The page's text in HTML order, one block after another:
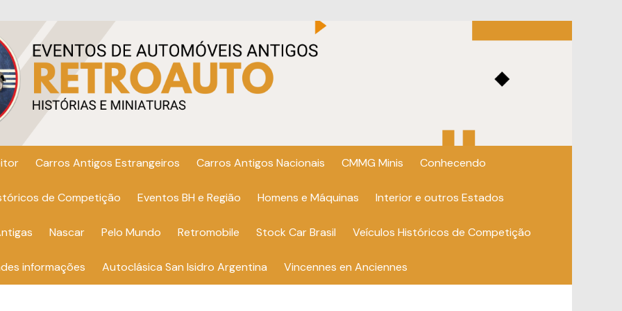
Carros Antigos Estrangeiros Carros Antigos Nacionais CMMG Minis Conhecendo
de Competição Eventos BH e Região Homens e Máquinas Interior e outros Estados
Nascar Pelo Mundo Retromobile Stock Car Brasil Veículos Históricos de Competição
informações Autoclásica San Isidro Argentina Vincennes en Anciennes